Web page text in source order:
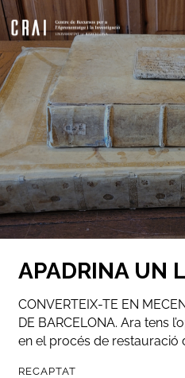
APADRINA UN
CONVERTEIX-TE EN
DE BARCELONA. Ara tens
en el procés de restauració
RECAPTAT